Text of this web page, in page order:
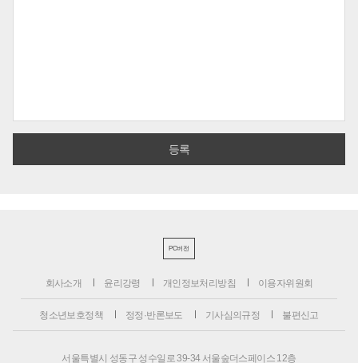
PC버전
회사소개 윤리강령 개인정보처리방침 이용자위원회
청소년보호정책 정정·반론보도 기사심의규정 불편신고
서울특별시 성동구 성수일로 39-34 서울숲더스페이스 12층